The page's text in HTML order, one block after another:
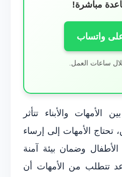
مباشرة!
واتساب
ساعات العمل.
الأمهات والأبناء تتأثر
تحتاج الأمهات إلى إرساء
وضمان بيئة آمنة
تتطلب من الأمهات أن